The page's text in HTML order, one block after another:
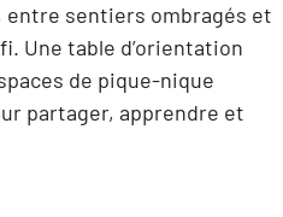
entre sentiers ombragés et
Une table d’orientation
de pique-nique
partager, apprendre et